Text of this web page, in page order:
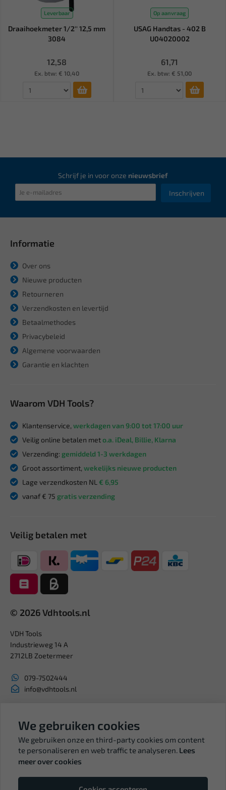
Leverbaar
Draaihoekmeter 1/2'' 12,5 mm
3084
12,58
Ex. btw: € 10,40
Op aanvraag
USAG Handtas - 402 B
U04020002
61,71
Ex. btw: € 51,00
Schrijf je in voor onze nieuwsbrief
Inschrijven
Informatie
Over ons
Nieuwe producten
Retourneren
Verzendkosten en levertijd
Betaalmethodes
Privacybeleid
Algemene voorwaarden
Garantie en klachten
Waarom VDH Tools?
Klantenservice, werkdagen van 9:00 tot 17:00 uur
Veilig online betalen meto.a. iDeal, Billie, Klarna
Verzending: gemiddeld 1-3 werkdagen
Groot assortiment, wekelijks nieuwe producten
Lage verzendkosten NL € 6,95
vanaf € 75 gratis verzending
Veilig betalen met
© 2026 Vdhtools.nl
VDH Tools
Industrieweg 14 A
2712LB Zoetermeer
079-7502444
info@vdhtools.nl
BTW: NL819958657B01
We gebruiken cookies
We gebruiken onze en third-party cookies om content
te personaliseren en web traffic te analyseren. Lees
meer over cookies